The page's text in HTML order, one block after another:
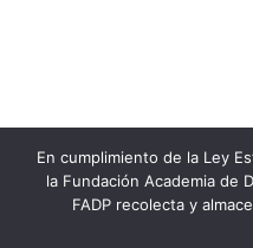
En cumplimiento de la Ley
la Fundación Academia de
FADP recolecta y